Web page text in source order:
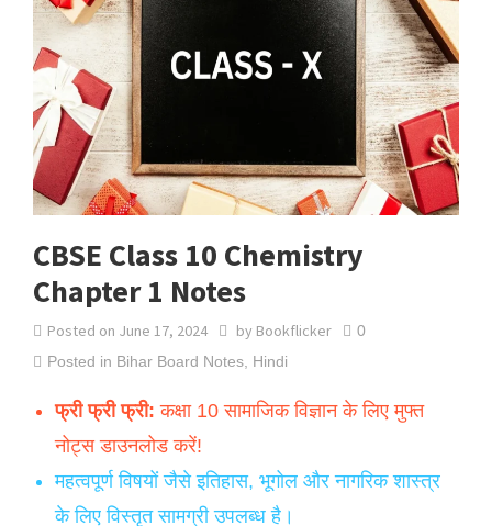
CBSE Class 10 Chemistry
Chapter 1 Notes
Posted on June 17, 2024 by Bookflicker
0
Posted in Bihar Board Notes Hindi
फ्री फ्री फ्री: कक्षा 10 सामाजिक विज्ञान के लिए मुफ्त
नोट्स डाउनलोड करें!
महत्वपूर्ण विषयों जैसे इतिहास, भूगोल और नागरिक शास्त्र
के लिए विस्तृत सामग्री उपलब्ध है।